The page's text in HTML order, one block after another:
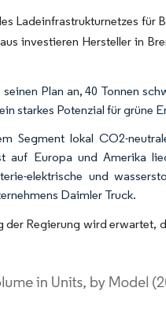
Ladeinfrastrukturnetzes für
investieren Hersteller in
Plan an, 40 Tonnen
starkes Potenzial für grüne
Segment lokal CO2-
auf Europa und Amerika
elektrische und
Daimler Truck.
Regierung wird erwartet,